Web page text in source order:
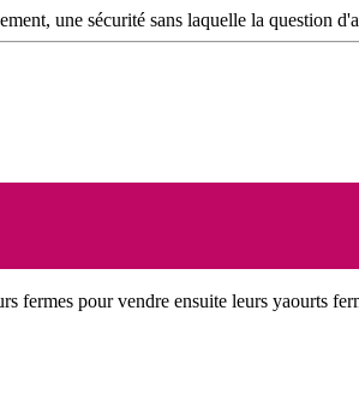
une sécurité sans laquelle la question
fermes pour vendre ensuite leurs yaourts